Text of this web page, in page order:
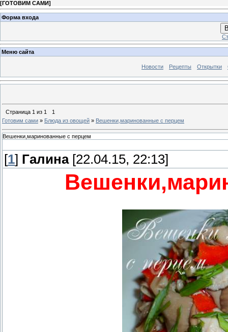
[ГОТОВИМ САМИ]
Форма входа
Меню сайта
Новости Рецепты Открытки
Страница 1 из 1
1
Готовим сами » Блюда из овощей » Вешенки,маринованные с перцем
Вешенки,маринованные с перцем
[1] Галина[22.04.15, 22:13]